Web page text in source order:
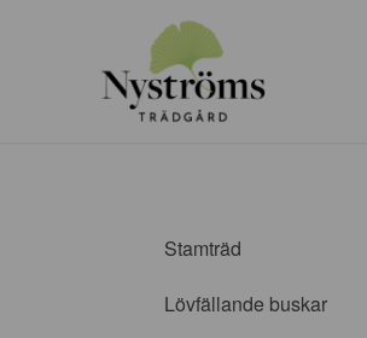
Stamträd
Lövfällande buskar